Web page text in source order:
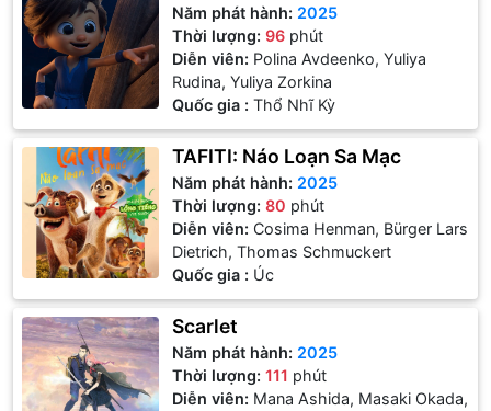
Năm phát hành: 2025
Thời lượng:96 phút
Diễn viên: Polina Avdeenko, Yuliya
Rudina, Yuliya Zorkina
Quốc gia : Thổ Nhĩ Kỳ
TAFITI: Náo Loạn Sa Mạc
Năm phát hành: 2025
Thời lượng:80 phút
Diễn viên:Cosima Henman, Bürger Lars
Dietrich, Thomas Schmuckert
Quốc gia : Úc
Scarlet
Năm phát hành: 2025
Thời lượng:111 phút
Diễn viên: Mana Ashida, Masaki Okada,